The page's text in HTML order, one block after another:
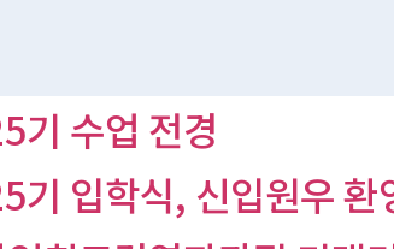
기 수업 전경
기 입학식, 신입원우 환